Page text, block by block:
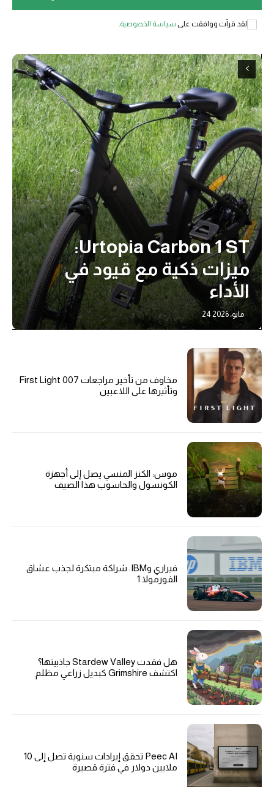
لقد قرأت ووافقت على سياسة الخصوصية.
Urtopia Carbon 1 ST:
ميزات ذكية مع قيود في
الأداء
24 مايو، 2026
مخاوف من تأخير مراجعات 007 First Light
وتأثيرها على اللاعبين
موس: الكنز المنسي يصل إلى أجهزة
الكونسول والحاسوب هذا الصيف
فيراري وIBM: شراكة مبتكرة لجذب عشاق
الفورمولا 1
هل فقدت Stardew Valley جاذبيتها؟
اكتشف Grimshire كبديل زراعي مظلم
Peec AI تحقق إيرادات سنوية تصل إلى 10
ملايين دولار في فترة قصيرة